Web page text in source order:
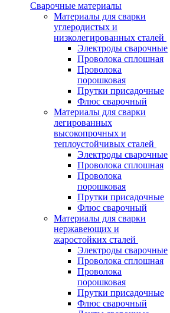
Сварочные материалы
Материалы для сварки
углеродистых и
низколегированных сталей
Электроды сварочные
Проволока сплошная
Проволока
порошковая
Прутки присадочные
Флюс сварочный
Материалы для сварки
легированных
высокопрочных и
теплоустойчивых сталей
Электроды сварочные
Проволока сплошная
Проволока
порошковая
Прутки присадочные
Флюс сварочный
Материалы для сварки
нержавеющих и
жаростойких сталей
Электроды сварочные
Проволока сплошная
Проволока
порошковая
Прутки присадочные
Флюс сварочный